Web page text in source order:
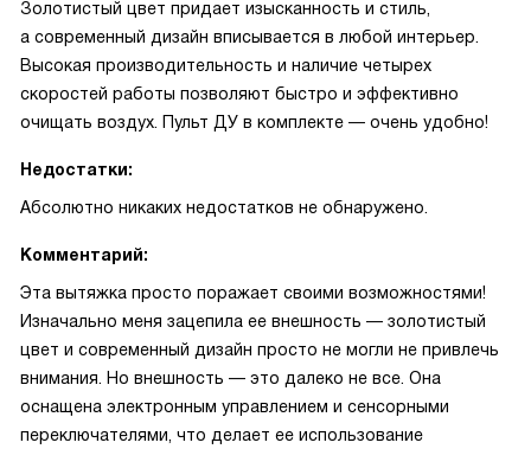
Золотистый цвет придает изысканность и стиль,
а современный дизайн вписывается в любой интерьер.
Высокая производительность и наличие четырех
скоростей работы позволяют быстро и эффективно
очищать воздух. Пульт ДУ в комплекте — очень удобно!
Недостатки:
Абсолютно никаких недостатков не обнаружено.
Комментарий:
Эта вытяжка просто поражает своими возможностями!
Изначально меня зацепила ее внешность — золотистый
цвет и современный дизайн просто не могли не привлечь
внимания. Но внешность — это далеко не все. Она
оснащена электронным управлением и сенсорными
переключателями, что делает ее использование